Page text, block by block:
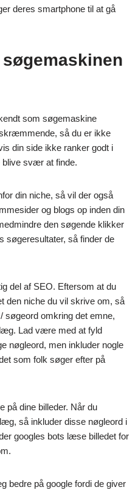
deres smartphone til at gå
som søgemaskine
så du er ikke
din side ikke ranker godt i
blive svær at finde.
din niche, så vil der også
og blogs op inden din
den søgende klikker
søgeresultater, så finder de
del af SEO. Eftersom at du
den niche du vil skrive om, så
søgeord omkring det emne,
Lad være med at fyld
nøgleord, men inkluder nogle
som folk søger efter på
på dine billeder. Når du
så inkluder disse nøgleord i
googles bots læse billedet for
bedre på google fordi de giver